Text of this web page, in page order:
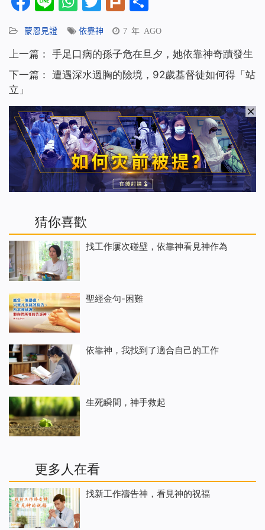
蒙恩見證 依靠神 7 年 AGO
上一篇： 手足口病的孫子危在旦夕，她依靠神奇蹟發生
下一篇： 遭遇深水過胸的險境，92歲基督徒如何得「站
立」
猜你喜歡
找工作屢次碰壁，依靠神看見神作為
聖經金句-困難
依靠神，我找到了適合自己的工作
生死瞬間，神手救起
更多人在看
找新工作禱告神，看見神的祝福